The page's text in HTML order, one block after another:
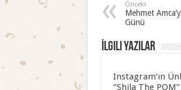
Önceki
Mehmet
Günü
İlgili Yazılar
Instagram’ın
“Shila The